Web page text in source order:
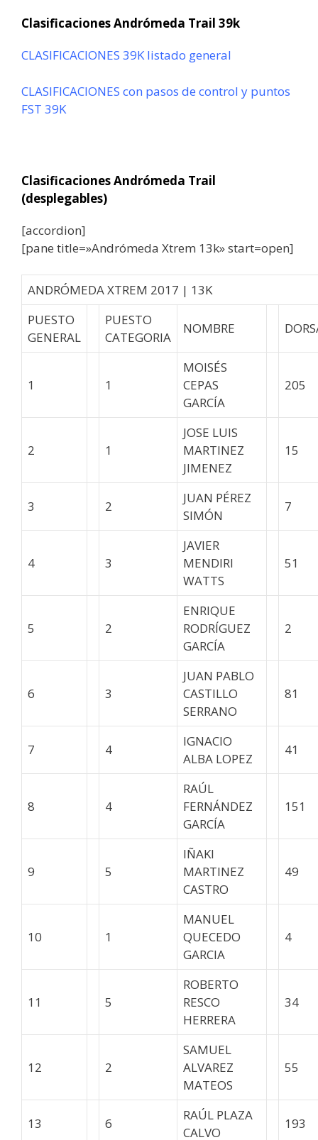
Clasificaciones Andrómeda Trail 39k
CLASIFICACIONES 39Klistado general
CLASIFICACIONES con pasos de control y puntos
FST 39K
Clasificaciones Andrómeda Trail
(desplegables)
[accordion]
[pane title=»Andrómeda Xtrem 13k» start=open]
ANDRÓMEDA XTREM 2017 | 13K
PUESTO
GENERAL
PUESTO
CATEGORIA
NOMBRE
1 1
MOISÉS
CEPAS
GARCÍA
205
2 1
JOSE LUIS
MARTINEZ
JIMENEZ
15
3 2
JUAN PÉREZ
SIMÓN
7
4 3
JAVIER
MENDIRI
WATTS
51
5 2
ENRIQUE
RODRÍGUEZ
GARCÍA
2
6 3
JUAN PABLO
CASTILLO
SERRANO
81
7 4
IGNACIO
ALBA LOPEZ
41
8 4
RAÚL
FERNÁNDEZ
GARCÍA
151
9 5
IÑAKI
MARTINEZ
CASTRO
49
10 1
MANUEL
QUECEDO
GARCIA
4
11 5
ROBERTO
RESCO
HERRERA
34
12 2
SAMUEL
ALVAREZ
MATEOS
55
13 6
RAÚL PLAZA
CALVO
193